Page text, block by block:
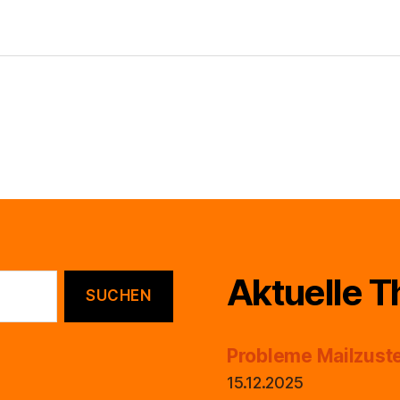
Aktuelle
Probleme
15.12.2025